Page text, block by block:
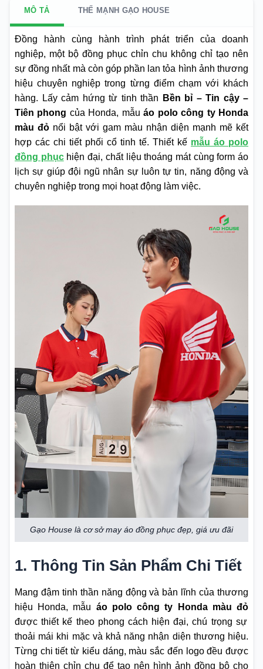
MÔ TẢ THẾ MẠNH GẠO HOUSE
Đồng hành cùng hành trình phát triển của doanh
nghiệp, một bộ đồng phục chỉn chu không chỉ tạo nên
sự đồng nhất mà còn góp phần lan tỏa hình ảnh thương
hiệu chuyên nghiệp trong từng điểm chạm với khách
hàng. Lấy cảm hứng từ tinh thần
Bền bỉ – Tin cậy –
Tiên phong của Honda, mẫuáo polo công ty Honda
màu đỏ nổi bật với gam màu nhận diện mạnh mẽ kết
hợp các chi tiết phối cổ tinh tế. Thiết kế mẫu áo polo
đồng phụchiện đại, chất liệu thoáng mát cùng form áo
lịch sự giúp đội ngũ nhân sự luôn tự tin, năng động và
chuyên nghiệp trong mọi hoạt động làm việc.
Gạo House là cơ sở may áo đồng phục đẹp, giá ưu đãi
1. Thông Tin Sản Phẩm Chi Tiết
Mang đậm tinh thần năng động và bản lĩnh của thương
hiệu Honda, mẫu áo polo công ty Honda màu đỏ
được thiết kế theo phong cách hiện đại, chú trọng sự
thoải mái khi mặc và khả năng nhận diện thương hiệu.
Từng chi tiết từ kiểu dáng, màu sắc đến logo đều được
hoàn thiện chỉn chu để tạo nên hình ảnh đồng bộ cho